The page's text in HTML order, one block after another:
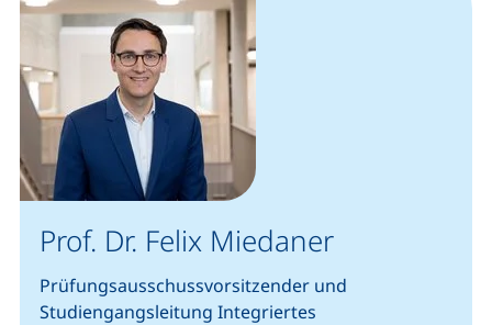
Prof. Dr. Felix Miedaner
Prüfungsausschussvorsitzender und
Studiengangsleitung Integriertes